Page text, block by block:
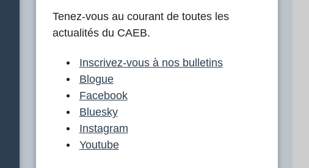
Tenez-vous au courant de toutes les
actualités du CAEB.
Inscrivez-vous à nos bulletins
Blogue
Facebook
Bluesky
Instagram
Youtube